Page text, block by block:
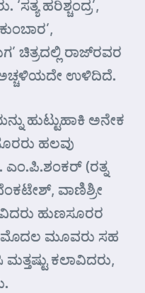
‘ಸತ್ಯ ಹರಿಶ್ಚಂದ್ರ’,
ಚಿತ್ರದಲ್ಲಿ ರಾಜ್‌ರವರ
ಉಳಿದಿದೆ.
ಹುಟ್ಟುಹಾಕಿ ಅನೇಕ
ಹಲವು
ಎಂ.ಪಿ.ಶಂಕರ್ (ರತ್ನ
ವಾಣಿಶ್ರೀ
ಹುಣಸೂರರ
ಮೂವರು ಸಹ
ಕಲಾವಿದರು,